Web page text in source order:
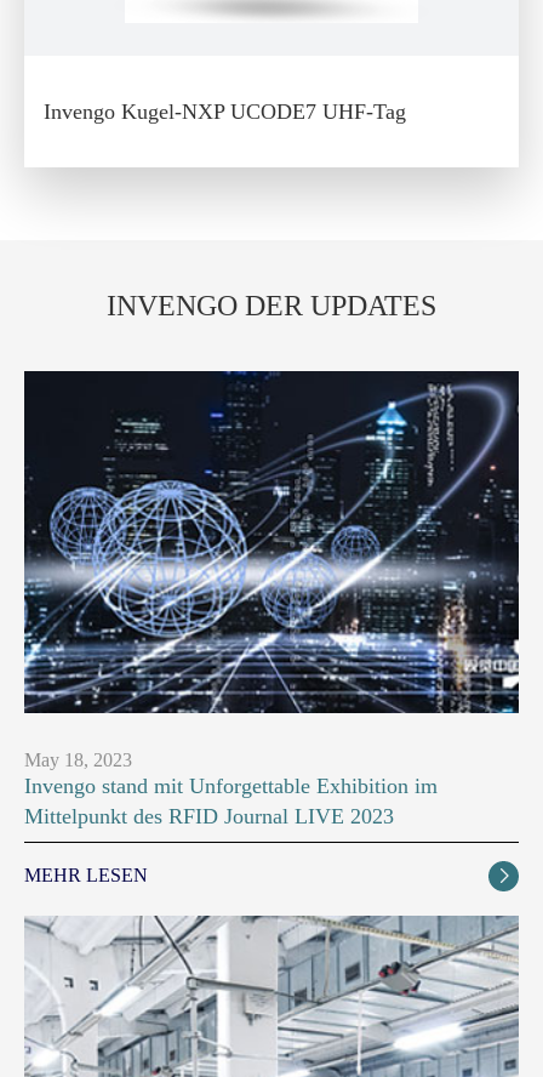
Invengo Kugel-NXP UCODE7 UHF-Tag
INVENGO DER UPDATES
May 18, 2023
Invengo stand mit Unforgettable Exhibition im
Mittelpunkt des RFID Journal LIVE 2023
MEHR LESEN 